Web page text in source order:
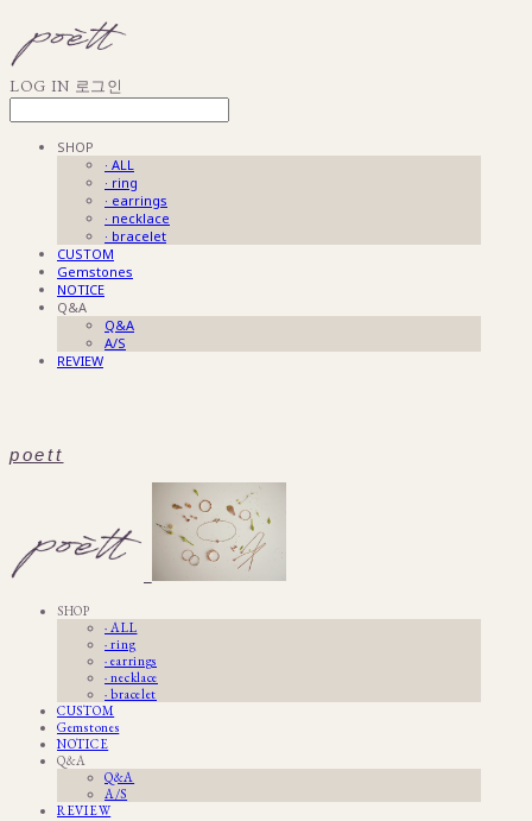
LOG IN 로그인
SHOP
· ALL
· ring
· earrings
· necklace
· bracelet
CUSTOM
Gemstones
NOTICE
Q&A
Q&A
A/S
REVIEW
poett
SHOP
· ALL
· ring
· earrings
· necklace
· bracelet
CUSTOM
Gemstones
NOTICE
Q&A
Q&A
A/S
REVIEW